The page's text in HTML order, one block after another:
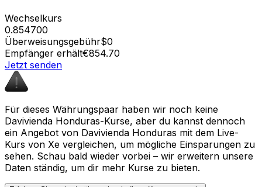
Wechselkurs
0.854700
Überweisungsgebühr$0
Empfänger erhält€854.70
Jetzt senden
Für dieses Währungspaar haben wir noch keine
Davivienda Honduras-Kurse, aber du kannst dennoch
ein Angebot von Davivienda Honduras mit dem Live-
Kurs von Xe vergleichen, um mögliche Einsparungen zu
sehen. Schau bald wieder vorbei – wir erweitern unsere
Daten ständig, um dir mehr Kurse zu bieten.